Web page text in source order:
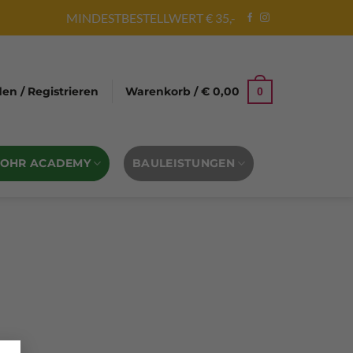
MINDESTBESTELLWERT € 35,-
/ Registrieren Warenkorb /€ 0,00 0
ACADEMY BAULEISTUNGEN